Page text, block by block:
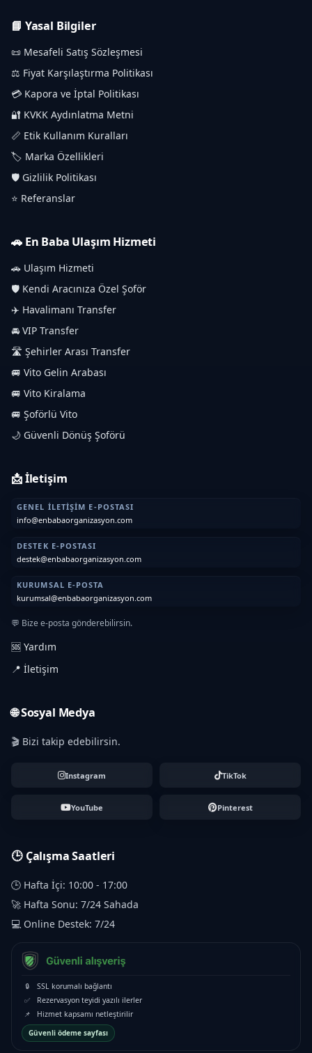
📘 Yasal Bilgiler
📜 Mesafeli Satış Sözleşmesi
⚖️ Fiyat Karşılaştırma Politikası
💳 Kapora ve İptal Politikası
🔐 KVKK Aydınlatma Metni
📏 Etik Kullanım Kuralları
🏷️ Marka Özellikleri
🛡️ Gizlilik Politikası
⭐ Referanslar
🚗 En Baba Ulaşım Hizmeti
🚗 Ulaşım Hizmeti
🛡️ Kendi Aracınıza Özel Şoför
✈️ Havalimanı Transfer
🚘 VIP Transfer
🛣️ Şehirler Arası Transfer
🚐 Vito Gelin Arabası
🚐 Vito Kiralama
🚐 Şoförlü Vito
🌙 Güvenli Dönüş Şoförü
📩 İletişim
GENEL İLETIŞIM E-POSTASI
info@enbabaorganizasyon.com
DESTEK E-POSTASI
destek@enbabaorganizasyon.com
KURUMSAL E-POSTA
kurumsal@enbabaorganizasyon.com
💬 Bize e-posta gönderebilirsin.
🆘 Yardım
📍 İletişim
🌐 Sosyal Medya
🎬 Bizi takip edebilirsin.
Instagram TikTok
YouTube Pinterest
🕒 Çalışma Saatleri
🕒 Hafta İçi: 10:00 - 17:00
🚀 Hafta Sonu: 7/24 Sahada
💻 Online Destek: 7/24
🔒
SSL korumalı bağlantı
✅
Rezervasyon teyidi yazılı ilerler
📌
Hizmet kapsamı netleştirilir
Güvenli ödeme sayfası